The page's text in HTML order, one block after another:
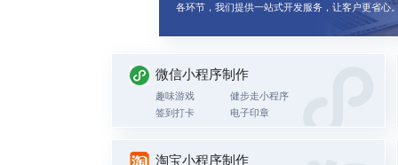
各环节，我们提供一站式开发服务，让客户更省心
微信小程序制作
趣味游戏
健步走小程序
签到打卡
电子印章
淘宝小程序制作